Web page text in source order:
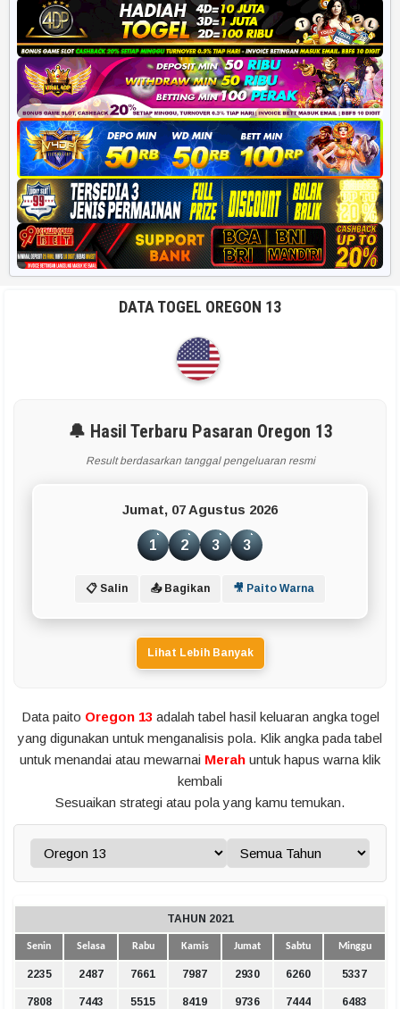
DATA TOGEL OREGON 13
🔔 Hasil Terbaru Pasaran Oregon 13
Result berdasarkan tanggal pengeluaran resmi
Jumat, 07 Agustus 2026
1 2 3 3
📋 Salin 📤 Bagikan 🎥 Paito Warna
Lihat Lebih Banyak
Data paito Oregon 13adalah tabel hasil keluaran angka togel
yang digunakan untuk menganalisis pola. Klik angka pada tabel
untuk menandai atau mewarnai Merah untuk hapus warna klik
kembali
Sesuaikan strategi atau pola yang kamu temukan.
TAHUN 2021
Senin Selasa Rabu Kamis Jumat Sabtu Minggu
2235 2487 7661 7987 2930 6260 5337
7808 7443 5515 8419 9736 7444 6483